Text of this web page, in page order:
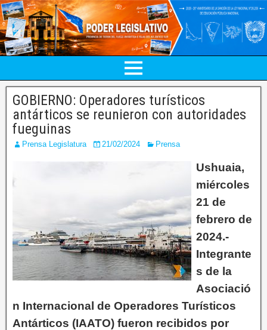
GOBIERNO: Operadores turísticos
antárticos se reunieron con autoridades
fueguinas
Prensa Legislatura 21/02/2024 Prensa
Ushuaia,
miércoles
21 de
febrero de
2024.-
Integrante
s de la
Asociació
n Internacional de Operadores Turísticos
Antárticos (IAATO) fueron recibidos por